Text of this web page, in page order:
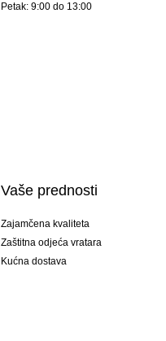
Petak: 9:00 do 13:00
Vaše prednosti
Zajamčena kvaliteta
Zaštitna odjeća vratara
Kućna dostava